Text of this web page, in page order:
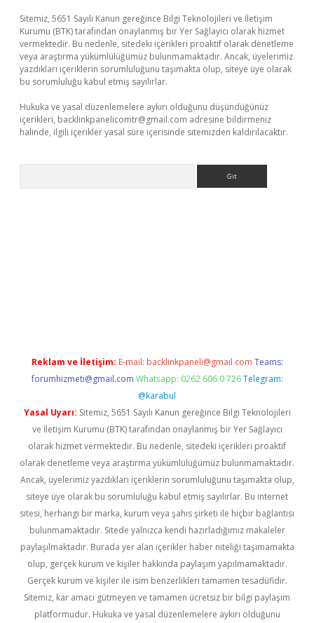
Sitemiz, 5651 Sayılı Kanun gereğince Bilgi Teknolojileri ve İletişim
Kurumu (BTK) tarafından onaylanmış bir Yer Sağlayıcı olarak hizmet
vermektedir. Bu nedenle, sitedeki içerikleri proaktif olarak denetleme
veya araştırma yükümlülüğümüz bulunmamaktadır. Ancak, üyelerimiz
yazdıkları içeriklerin sorumluluğunu taşımakta olup, siteye üye olarak
bu sorumluluğu kabul etmiş sayılırlar.
Hukuka ve yasal düzenlemelere aykırı olduğunu düşündüğünüz
içerikleri, backlinkpanelicomtr@gmail.com adresine bildirmeniz
halinde, ilgili içerikler yasal süre içerisinde sitemizden kaldırılacaktır.
Reklam ve İletişim: E-mail: backlinkpaneli@gmail.com Teams:
forumhizmeti@gmail.com Whatsapp: 0262 606 0 726 Telegram:
@karabul
Yasal Uyarı: Sitemiz, 5651 Sayılı Kanun gereğince Bilgi Teknolojileri
ve İletişim Kurumu (BTK) tarafından onaylanmış bir Yer Sağlayıcı
olarak hizmet vermektedir. Bu nedenle, sitedeki içerikleri proaktif
olarak denetleme veya araştırma yükümlülüğümüz bulunmamaktadır.
Ancak, üyelerimiz yazdıkları içeriklerin sorumluluğunu taşımakta olup,
siteye üye olarak bu sorumluluğu kabul etmiş sayılırlar. Bu internet
sitesi, herhangi bir marka, kurum veya şahıs şirketi ile hiçbir bağlantısı
bulunmamaktadır. Sitede yalnızca kendi hazırladığımız makaleler
paylaşılmaktadır. Burada yer alan içerikler haber niteliği taşımamakta
olup, gerçek kurum ve kişiler hakkında paylaşım yapılmamaktadır.
Gerçek kurum ve kişiler ile isim benzerlikleri tamamen tesadüfidir.
Sitemiz, kar amacı gütmeyen ve tamamen ücretsiz bir bilgi paylaşım
platformudur. Hukuka ve yasal düzenlemelere aykırı olduğunu